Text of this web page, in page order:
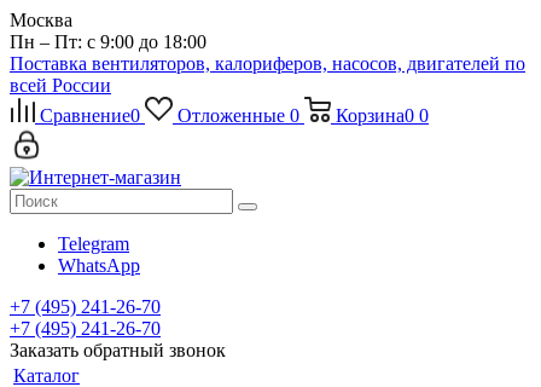
Москва
Пн – Пт: с 9:00 до 18:00
Поставка вентиляторов, калориферов, насосов, двигателей по
всей России
Сравнение0 Отложенные 0 Корзина0 0
Telegram
WhatsApp
+7 (495) 241-26-70
+7 (495) 241-26-70
Заказать обратный звонок
Каталог